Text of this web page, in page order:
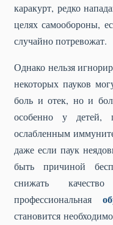
каракурт, редко
целях самообороны,
случайно потревожат.
Однако нельзя
некоторых пауков
боль и отек, но и
особенно у
ослабленным
даже если паук
быть причиной
снижать
профессиональная
становится